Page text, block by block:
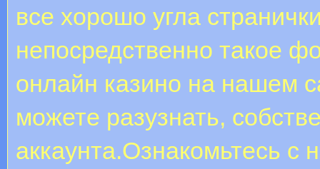
все хорошо угла
непосредственно такое
онлайн казино на нашем
можете разузнать,
аккаунта.Ознакомьтесь